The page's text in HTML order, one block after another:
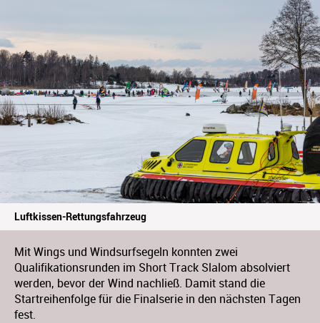
Luftkissen-Rettungsfahrzeug
Mit Wings und Windsurfsegeln konnten zwei
Qualifikationsrunden im Short Track Slalom absolviert
werden, bevor der Wind nachließ. Damit stand die
Startreihenfolge für die Finalserie in den nächsten Tagen
fest.